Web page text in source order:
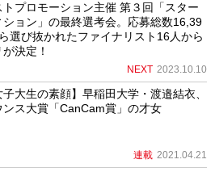
トプロモーション主催 第３回「スター
ョン」の最終選考会。応募総数16,39
選び抜かれたファイナリスト16人から
決定！
NEXT 2023.10.10
子大生の素顔】早稲田大学・渡邉結衣、
ンス大賞「CanCam賞」の才女
連載 2021.04.21